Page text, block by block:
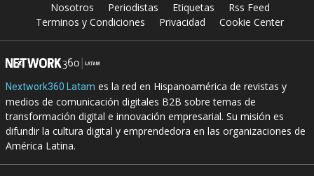
Nosotros Periodistas Etiquetas
Rss Feed
Terminos y Condiciones
Privacidad Cookie Center
Nextwork360 Latam es la red en Hispanoamérica de revistas y
medios de comunicación digitales B2B sobre temas de
transformación digital e innovación empresarial. Su misión es
difundir la cultura digital y emprendedora en las organizaciones de
América Latina.